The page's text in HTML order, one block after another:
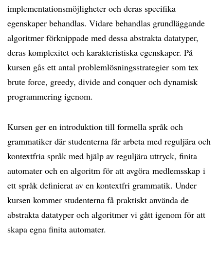
implementationsmöjligheter och deras specifika
egenskaper behandlas. Vidare behandlas grundläggande
algoritmer förknippade med dessa abstrakta datatyper,
deras komplexitet och karakteristiska egenskaper. På
kursen gås ett antal problemlösningsstrategier som tex
brute force, greedy, divide and conquer och dynamisk
programmering igenom.
Kursen ger en introduktion till formella språk och
grammatiker där studenterna får arbeta med reguljära och
kontextfria språk med hjälp av reguljära uttryck, finita
automater och en algoritm för att avgöra medlemsskap i
ett språk definierat av en kontextfri grammatik. Under
kursen kommer studenterna få praktiskt använda de
abstrakta datatyper och algoritmer vi gått igenom för att
skapa egna finita automater.